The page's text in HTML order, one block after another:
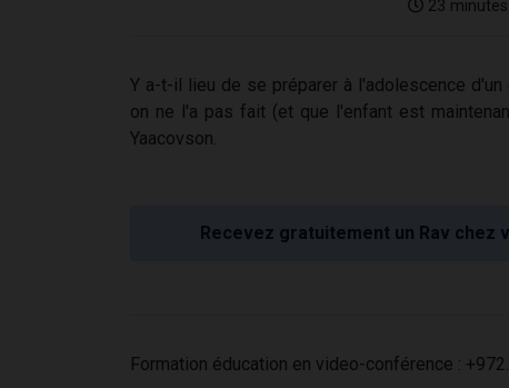
23 minutes
Y a-t-il lieu de se préparer à l'adolescence
on ne l'a pas fait (et que l'enfant est
Yaacovson.
Recevez gratuitement un Rav chez
Formation éducation en video-conférence :